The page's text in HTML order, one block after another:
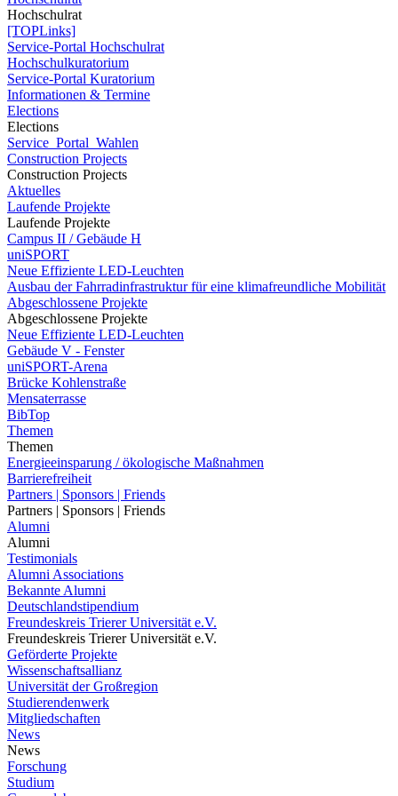
Hochschulrat
[TOPLinks]
Service-Portal Hochschulrat
Hochschulkuratorium
Service-Portal Kuratorium
Informationen & Termine
Elections
Elections
Service_Portal_Wahlen
Construction Projects
Construction Projects
Aktuelles
Laufende Projekte
Laufende Projekte
Campus II / Gebäude H
uniSPORT
Neue Effiziente LED-Leuchten
Ausbau der Fahrradinfrastruktur für eine klimafreundliche Mobilität
Abgeschlossene Projekte
Abgeschlossene Projekte
Neue Effiziente LED-Leuchten
Gebäude V - Fenster
uniSPORT-Arena
Brücke Kohlenstraße
Mensaterrasse
BibTop
Themen
Themen
Energieeinsparung / ökologische Maßnahmen
Barrierefreiheit
Partners | Sponsors | Friends
Partners | Sponsors | Friends
Alumni
Alumni
Testimonials
Alumni Associations
Bekannte Alumni
Deutschlandstipendium
Freundeskreis Trierer Universität e.V.
Freundeskreis Trierer Universität e.V.
Geförderte Projekte
Wissenschaftsallianz
Universität der Großregion
Studierendenwerk
Mitgliedschaften
News
News
Forschung
Studium